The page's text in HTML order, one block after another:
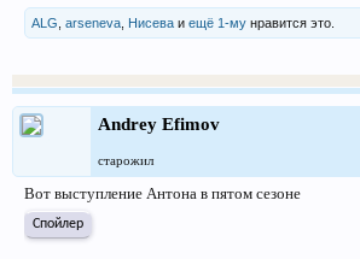
ALG arseneva Нисева и ещё 1-му нравится это.
Andrey Efimov
старожил
Вот выступление Антона в пятом сезоне
Спойлер